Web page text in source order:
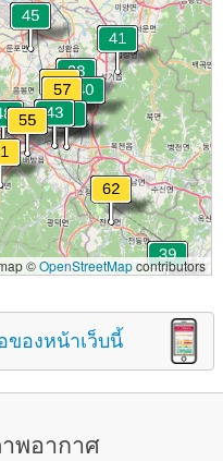
©OpenStreetMapcontributors
องหน้าเว็บนี้
พอากาศ